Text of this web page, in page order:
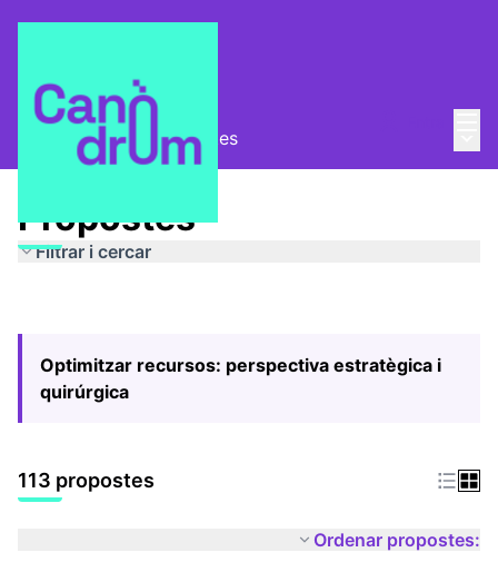
Pla Estratègic Propostes
Propostes
Filtrar i cercar
Optimitzar recursos: perspectiva estratègica i
quirúrgica
113 propostes
Ordenar propostes: